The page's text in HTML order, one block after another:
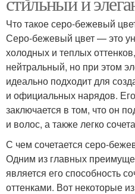
Что такое серо-бежевый
Серо-бежевый цвет — это
холодных и теплых
нейтральный, но при этом
идеально подходит для
и официальных нарядов.
заключается в том, что он
и волос, а также легко
С чем сочетается серо-
Одним из главных
является его способность
оттенками. Вот некоторые